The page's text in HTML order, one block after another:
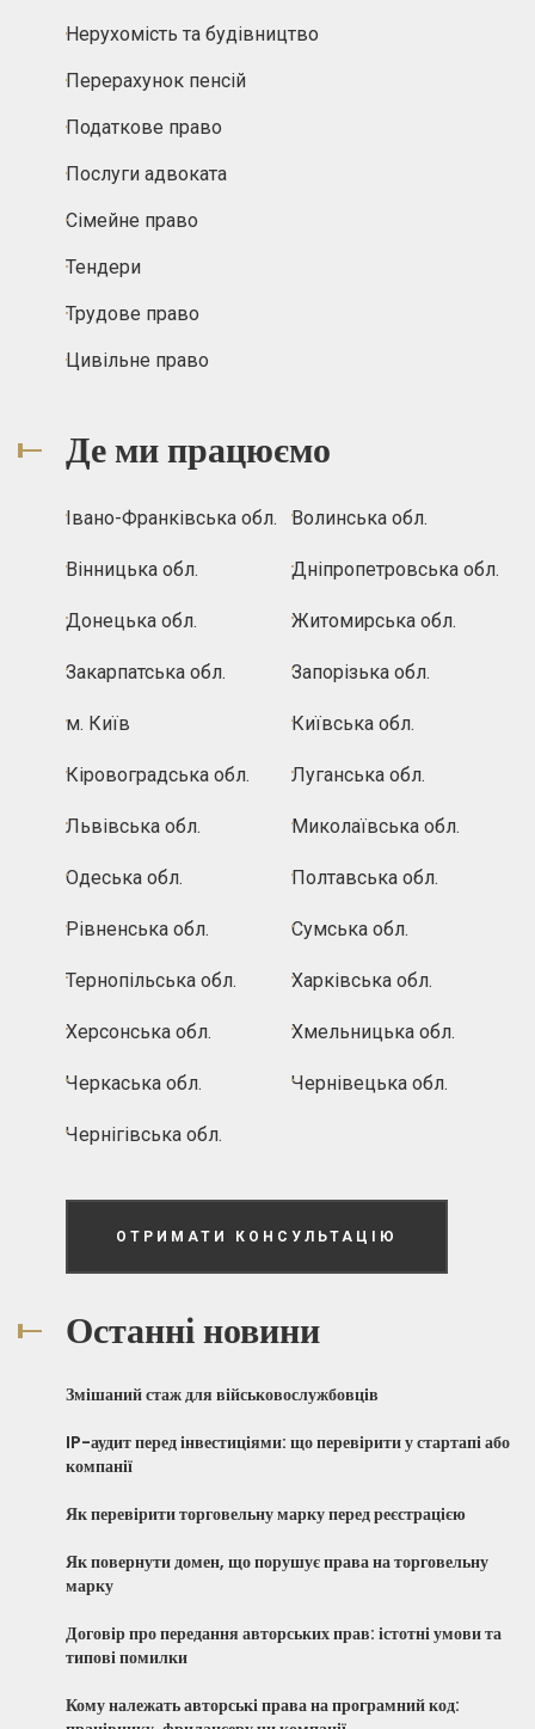
Нерухомість та будівництво
Перерахунок пенсій
Податкове право
Послуги адвоката
Сімейне право
Тендери
Трудове право
Цивільне право
Де ми працюємо
Івано-Франківська обл. Волинська обл.
Вінницька обл. Дніпропетровська обл.
Донецька обл. Житомирська обл.
Закарпатська обл. Запорізька обл.
м. Київ Київська обл.
Кіровоградська обл. Луганська обл.
Львівська обл. Миколаївська обл.
Одеська обл. Полтавська обл.
Рівненська обл. Сумська обл.
Тернопільська обл. Харківська обл.
Херсонська обл. Хмельницька обл.
Черкаська обл. Чернівецька обл.
Чернігівська обл.
ОТРИМАТИ КОНСУЛЬТАЦІЮ
Останні новини
Змішаний стаж для військовослужбовців
IP-аудит перед інвестиціями: що перевірити у стартапі або
компанії
Як перевірити торговельну марку перед реєстрацією
Як повернути домен, що порушує права на торговельну
марку
Договір про передання авторських прав: істотні умови та
типові помилки
Кому належать авторські права на програмний код: